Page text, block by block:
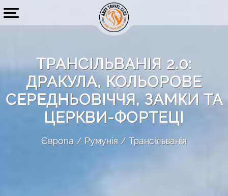
ТРАНСІЛЬВАНІЯ 2.0:
ДРАКУЛА, КОЛЬОРОВЕ
СЕРЕДНЬОВІЧЧЯ, ЗАМКИ ТА
ЦЕРКВИ-ФОРТЕЦІ
Європа Румунія Трансільванія